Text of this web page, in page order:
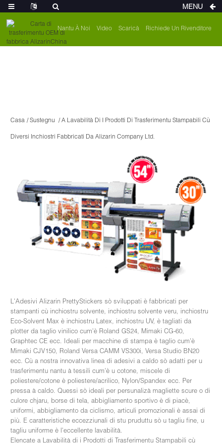
Nantu À Noi Video Scaricà Richiede Un Rivenditore
Casa Sustegnu A Lavabilità Di I Prodotti Di Trasferimentu Stampabili Cù
Diversi Inchiostri Fabbricati Da Alizarin Company Ltd.
L'Adesivi Alizarin PrettyStickers sò sviluppati è fabbricati per
stampanti cù inchiostru solvente, inchiostru solvente veru, inchiostru
Eco-Solvent Max è inchiostru Latex, inchiostru UV, è tagliati da
plotter da taglio vinilico cum'è Roland GS24, Mimaki CG-60,
Graphtec CE ecc. Ideali per macchine di stampa è taglio cum'è
Mimaki CJV150, Roland Versa CAMM VS300i, Versa Studio BN20
ecc. Cù a nostra innovativa linea di adesivi a caldo sò adatti per u
trasferimentu nantu à tessili cum'è u cotone, miscele di
poliestere/cotone è poliestere/acrilico, Nylon/Spandex ecc. Per
pressa à caldo. Quessi sò ideali per persunalizà magliette scure o di
culore chjaru, borse di tela, abbigliamento sportivo è di piacè,
uniformi, abbigliamento da ciclismo, articuli promozionali è assai di
più. E caratteristiche eccezziunali di stu pruduttu sò u tagliu fine, u
tagliu uniforme è l'eccellente lavabilità.
Elencate a Lavabilità di i Prodotti di Trasferimentu Stampabili cù
MENU